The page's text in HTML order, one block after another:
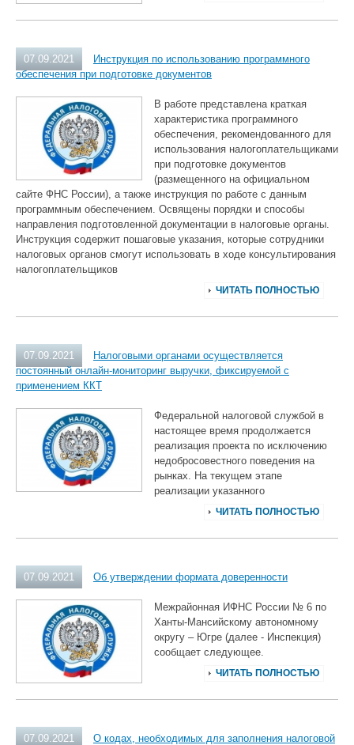
07.09.2021
Инструкция по использованию программного
обеспечения при подготовке документов
В работе представлена краткая
характеристика программного
обеспечения, рекомендованного для
использования налогоплательщиками
при подготовке документов
(размещенного на официальном
сайте ФНС России), а также инструкция по работе с данным
программным обеспечением. Освящены порядки и способы
направления подготовленной документации в налоговые органы.
Инструкция содержит пошаговые указания, которые сотрудники
налоговых органов смогут использовать в ходе консультирования
налогоплательщиков
ЧИТАТЬ ПОЛНОСТЬЮ
07.09.2021
Налоговыми органами осуществляется
постоянный онлайн-мониторинг выручки, фиксируемой с
применением ККТ
Федеральной налоговой службой в
настоящее время продолжается
реализация проекта по исключению
недобросовестного поведения на
рынках. На текущем этапе
реализации указанного
ЧИТАТЬ ПОЛНОСТЬЮ
07.09.2021 Об утверждении формата доверенности
Межрайонная ИФНС России № 6 по
Ханты-Мансийскому автономному
округу ‒ Югре (далее - Инспекция)
сообщает следующее.
ЧИТАТЬ ПОЛНОСТЬЮ
07.09.2021
О кодах, необходимых для заполнения налоговой